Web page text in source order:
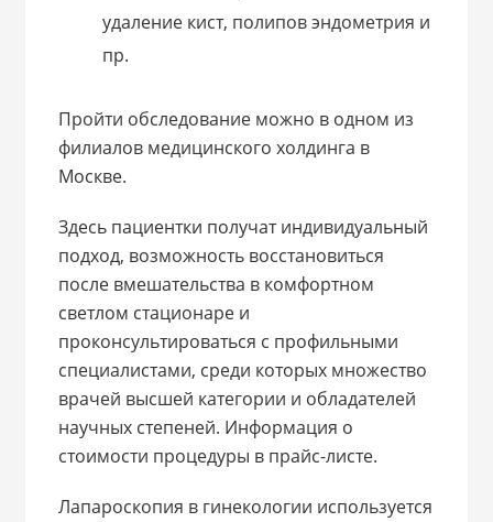
удаление кист, полипов эндометрия и
пр.
Пройти обследование можно в одном из
филиалов медицинского холдинга в
Москве.
Здесь пациентки получат индивидуальный
подход, возможность восстановиться
после вмешательства в комфортном
светлом стационаре и
проконсультироваться с профильными
специалистами, среди которых множество
врачей высшей категории и обладателей
научных степеней. Информация о
стоимости процедуры в прайс-листе.
Лапароскопия в гинекологии используется